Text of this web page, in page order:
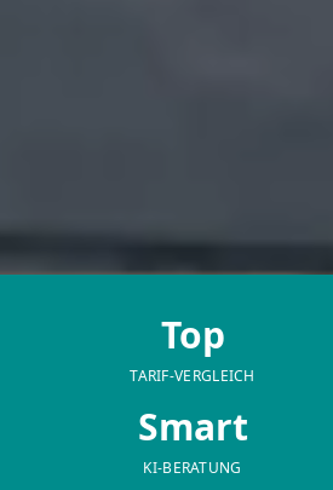
Top
TARIF-VERGLEICH
Smart
KI-BERATUNG